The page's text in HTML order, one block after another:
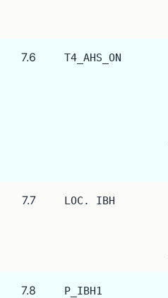
7.6 T4_AHS_ON
7.7 LOC. IBH
7.8 P_IBH1